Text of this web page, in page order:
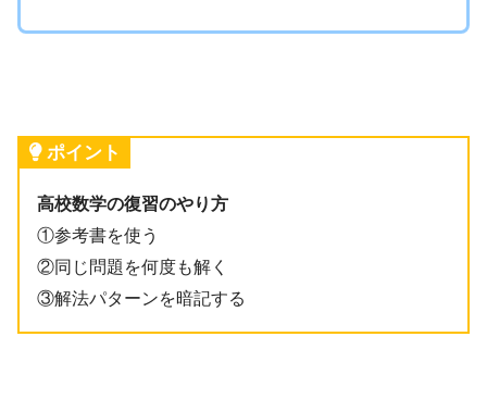
ポイント
高校数学の復習のやり方
①参考書を使う
②同じ問題を何度も解く
③解法パターンを暗記する